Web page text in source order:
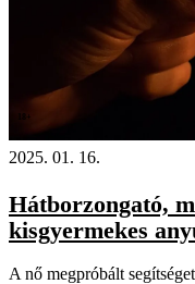
18+
2025. 01. 16.
Hátborzongató,
kisgyermekes
A nő megpróbált